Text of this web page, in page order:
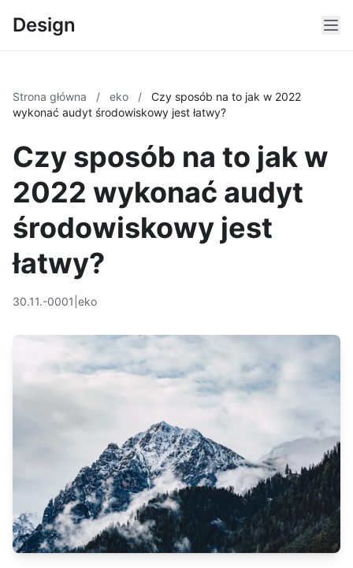
Design
Strona główna / eko /
Czy sposób na to jak w 2022
wykonać audyt środowiskowy jest łatwy?
Czy sposób na to jak w
2022 wykonać audyt
środowiskowy jest
łatwy?
30.11.-0001 eko